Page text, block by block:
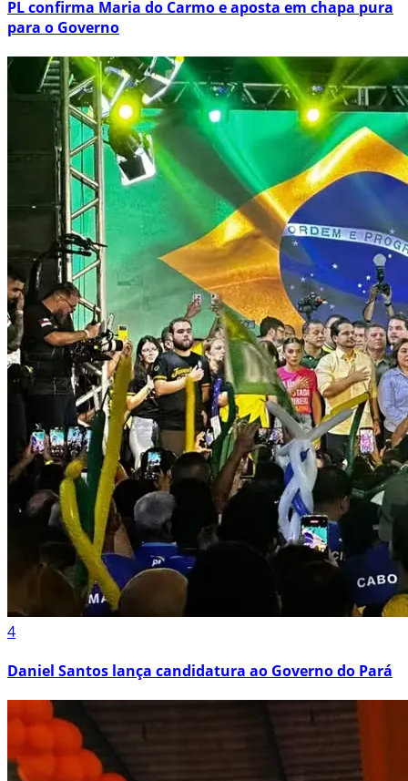
PL confirma Maria do Carmo e aposta em chapa pura
para o Governo
4
Daniel Santos lança candidatura ao Governo do Pará